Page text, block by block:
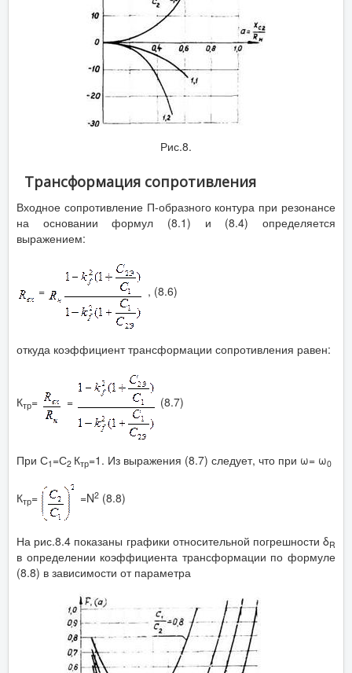
Рис.8.
Трансформация сопротивления
Входное сопротивление П-образного контура при резонансе
на основании формул (8.1) и (8.4) определяется
выражением:
= , (8.6)
откуда коэффициент трансформации сопротивления равен:
Ктр= = (8.7)
При С1 =С2 Ктр=1. Из выражения (8.7) следует, что при ω= ω0
Ктр= =N2 (8.8)
На рис.8.4 показаны графики относительной погрешности δR
в определении коэффициента трансформации по формуле
(8.8) в зависимости от параметра